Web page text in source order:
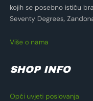
kojih se posebno ističu
Seventy Degrees,
Više o nama
SHOP INFO
Opći uvjeti poslovanja